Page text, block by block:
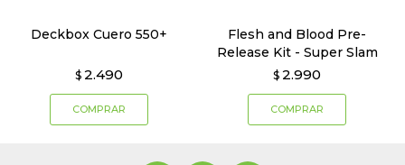
Deckbox Cuero 550+
$ 2.490
Flesh and Blood Pre-
Release Kit - Super Slam
$ 2.990